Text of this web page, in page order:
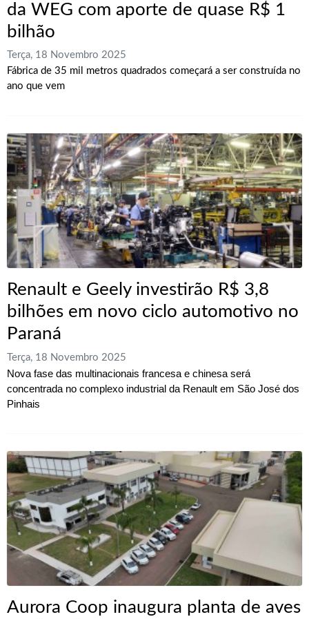
da WEG com aporte de quase R$ 1
bilhão
Terça, 18 Novembro 2025
Fábrica de 35 mil metros quadrados começará a ser construída no
ano que vem
Renault e Geely investirão R$ 3,8
bilhões em novo ciclo automotivo no
Paraná
Terça, 18 Novembro 2025
Nova fase das multinacionais francesa e chinesa será
concentrada no complexo industrial da Renault em São José dos
Pinhais
Aurora Coop inaugura planta de aves